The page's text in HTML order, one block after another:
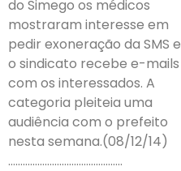
do Simego os médicos
mostraram interesse em
pedir exoneração da SMS e
o sindicato recebe e-mails
com os interessados. A
categoria pleiteia uma
audiência com o prefeito
nesta semana.(08/12/14)
………………………………………..